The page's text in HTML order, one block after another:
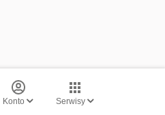
Konto Serwisy